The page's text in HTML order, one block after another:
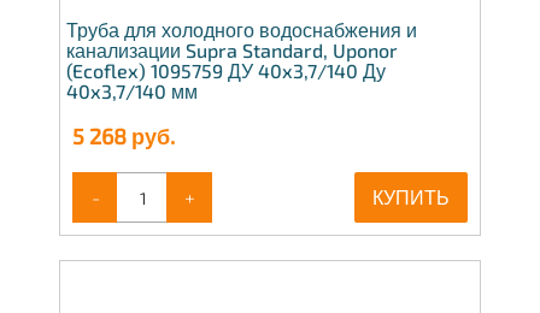
Труба для холодного водоснабжения и
канализации Supra Standard, Uponor
(Ecoflex) 1095759 ДУ 40x3,7/140 Ду
40x3,7/140 мм
5 268 руб.
- + КУПИТЬ